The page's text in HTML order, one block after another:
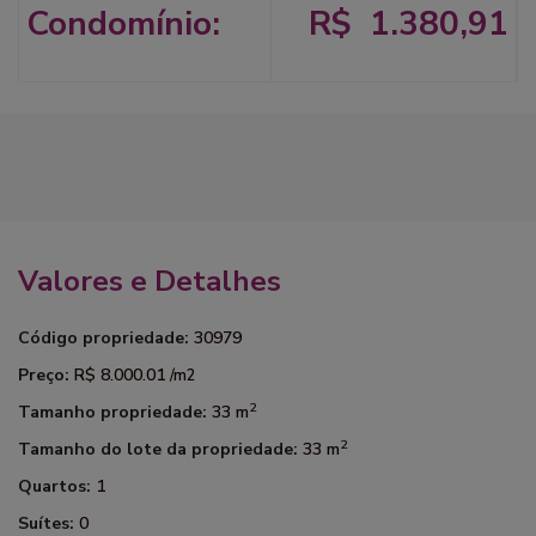
Condomínio: R$ 1.380,91
Valores e Detalhes
Código propriedade: 30979
Preço: R$ 8.000.01 /m2
Tamanho propriedade: 33 m2
Tamanho do lote da propriedade: 33 m2
Quartos: 1
Suítes: 0